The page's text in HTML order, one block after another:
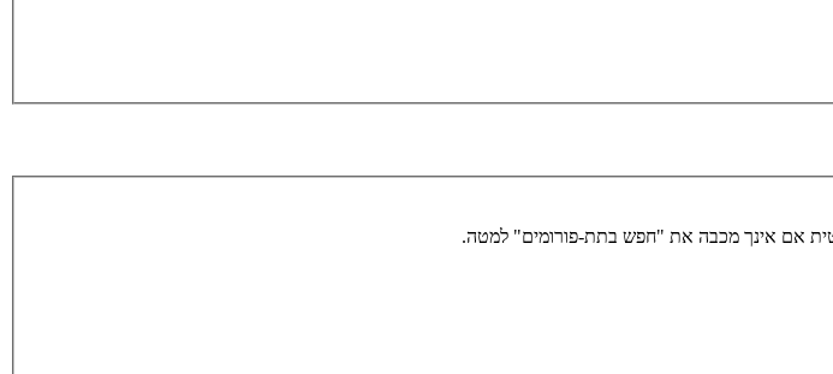
אם אינך מכבה את "חפש בתת-פורומים" למטה.